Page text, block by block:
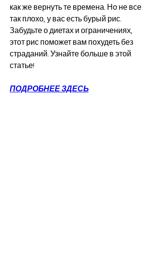
как же вернуть те времена. Но не все
так плохо, у вас есть бурый рис.
Забудьте о диетах и ограничениях,
этот рис поможет вам похудеть без
страданий. Узнайте больше в этой
статье!
ПОДРОБНЕЕ ЗДЕСЬ